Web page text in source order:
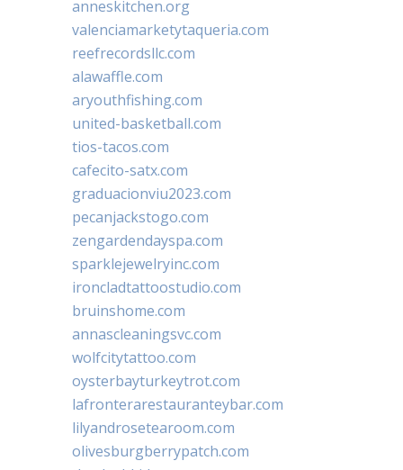
anneskitchen.org
valenciamarketytaqueria.com
reefrecordsllc.com
alawaffle.com
aryouthfishing.com
united-basketball.com
tios-tacos.com
cafecito-satx.com
graduacionviu2023.com
pecanjackstogo.com
zengardendayspa.com
sparklejewelryinc.com
ironcladtattoostudio.com
bruinshome.com
annascleaningsvc.com
wolfcitytattoo.com
oysterbayturkeytrot.com
lafronterarestauranteybar.com
lilyandrosetearoom.com
olivesburgberrypatch.com